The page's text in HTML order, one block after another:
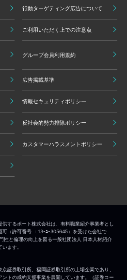
行動ターゲティング広告について
ご利用いただく上での注意点
グループ会員利用規約
広告掲載基準
情報セキュリティポリシー
反社会的勢力排除ポリシー
カスタマーハラスメントポリシー